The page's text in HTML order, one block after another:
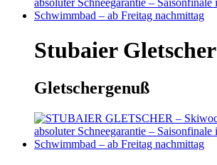
Stubaier Gletscher
Gletschergenuß